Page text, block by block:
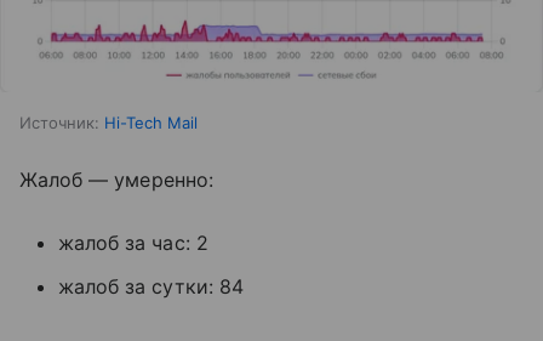
Источник: Hi-Tech Mail
Жалоб — умеренно:
жалоб за час: 2
жалоб за сутки: 84